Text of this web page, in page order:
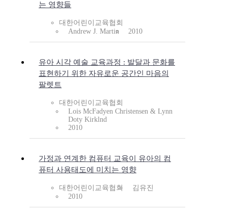
는 영향들
대한어린이교육협회
Andrew J. Martin
2010
유아 시각 예술 교육과정 : 발달과 문화를
표현하기 위한 자유로운 공간인 마음의
팔렛트
대한어린이교육협회
Lois McFadyen Christensen & Lynn
Doty Kirklnd
2010
가정과 연계한 컴퓨터 교육이 유아의 컴
퓨터 사용태도에 미치는 영향
대한어린이교육협회
김유진
2010